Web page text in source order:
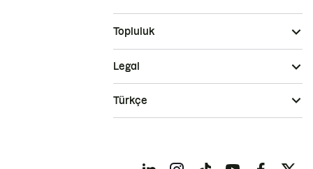
Topluluk
Legal
Türkçe